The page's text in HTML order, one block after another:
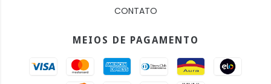
CONTATO
MEIOS DE PAGAMENTO